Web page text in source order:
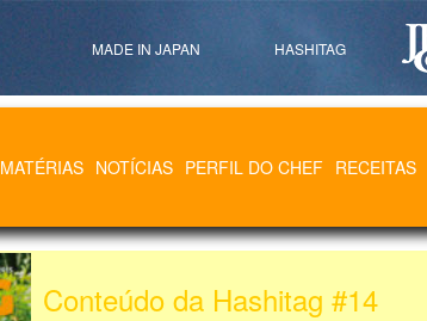
MADE IN JAPAN HASHITAG
MATÉRIAS NOTÍCIAS PERFIL DO CHEF RECEITAS
Conteúdo da Hashitag #14